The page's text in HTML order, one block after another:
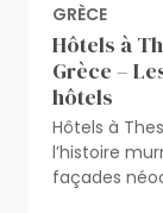
GRÈCE
Hôtels à
Grèce –
hôtels
Hôtels à
l’histoire
façades